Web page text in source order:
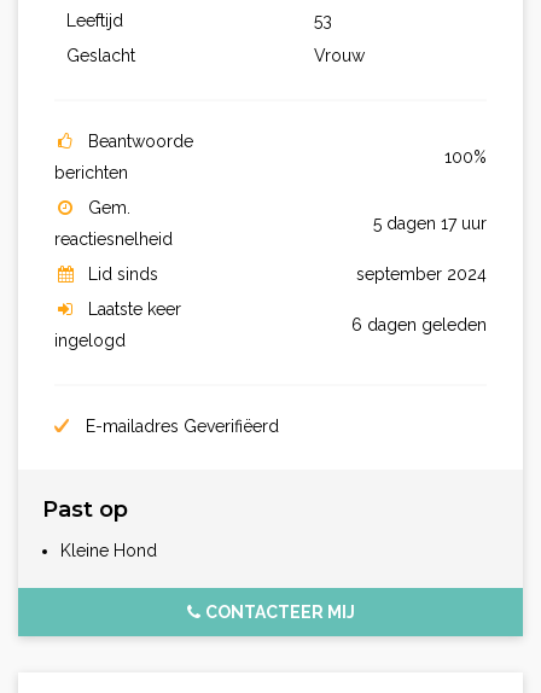
Leeftijd
53
Geslacht
Vrouw
Beantwoorde
berichten
100%
Gem.
reactiesnelheid
5 dagen 17 uur
Lid sinds
september 2024
Laatste keer
ingelogd
6 dagen geleden
E-mailadres Geverifiëerd
Past op
Kleine Hond
CONTACTEER MIJ